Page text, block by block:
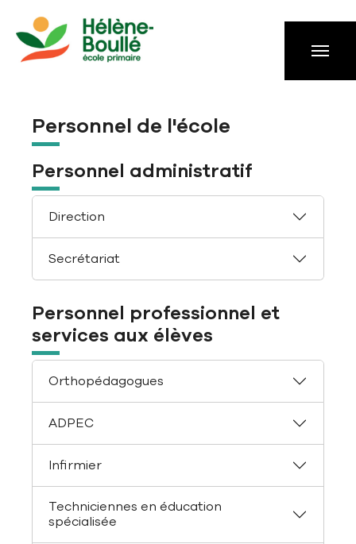
Personnel de l'école
Personnel administratif
Direction
Secrétariat
Personnel professionnel et
services aux élèves
Orthopédagogues
ADPEC
Infirmier
Techniciennes en éducation
spécialisée